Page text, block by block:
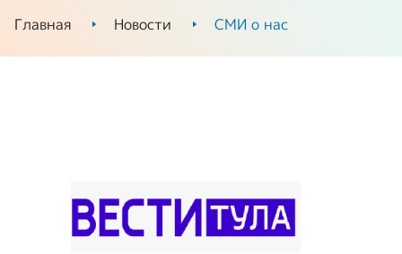
Главная Новости СМИ о нас